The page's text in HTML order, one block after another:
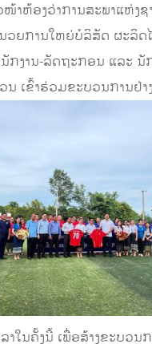
າຫ້ອງວ່າການສະພາແຫ່ງຊ
ວຍການໃຫຍ່ບໍລິສັດ ຜະລິດ
ກງານ-ລັດຖະກອນ ແລະ ນັ
ນ ເຂົ້າຮ່ວມຂະບວນການຢ່
າໃນຄັ້ງນີ້ ເພື່ອສ້າງຂະບວນ